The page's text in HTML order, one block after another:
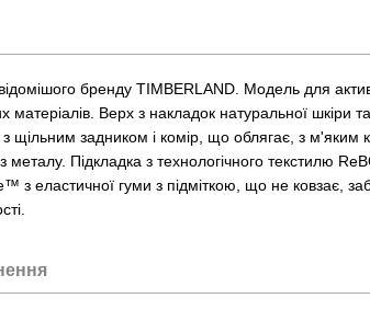
бренду TIMBERLAND. Модель для
матеріалів. Верх з накладок натуральної шкіри
щільним задником і комір, що облягає, з м'яким
Підкладка з технологічного текстилю
еластичної гуми з підміткою, що не ковзає,